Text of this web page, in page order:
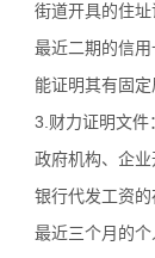
街道开具的住址
最近二期的信用
能证明其有固定
3.财力证明文件
政府机构、企
银行代发工资的
最近三个月的个